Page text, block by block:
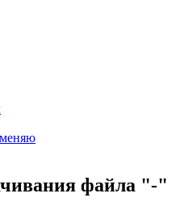
файла "-"